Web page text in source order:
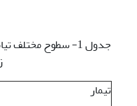
جدول 1- سطوح
تیمار